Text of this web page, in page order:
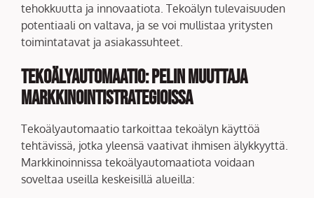
tehokkuutta ja innovaatiota. Tekoälyn tulevaisuuden
potentiaali on valtava, ja se voi mullistaa yritysten
toimintatavat ja asiakassuhteet.
Tekoälyautomaatio: Pelin Muuttaja
Markkinointistrategioissa
Tekoälyautomaatio tarkoittaa tekoälyn käyttöä
tehtävissä, jotka yleensä vaativat ihmisen älykkyyttä.
Markkinoinnissa tekoälyautomaatiota voidaan
soveltaa useilla keskeisillä alueilla: